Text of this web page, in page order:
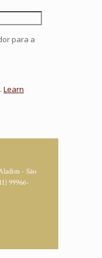
para a
Learn
- São
99966-